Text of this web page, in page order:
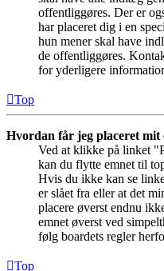
offentliggøres. Der er
har placeret dig i en
hun mener skal have
de offentliggøres.
for yderligere
Top
Hvordan får jeg placeret mit
Ved at klikke på linket
kan du flytte emnet til
Hvis du ikke kan se
er slået fra eller at det
placere øverst endnu
emnet øverst ved
følg boardets regler
Top